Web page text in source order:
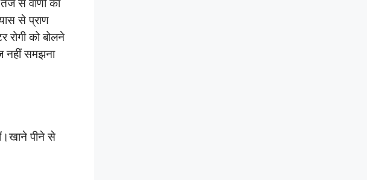
से वाणी का
से प्राण
को बोलने
नहीं समझना
पीने से